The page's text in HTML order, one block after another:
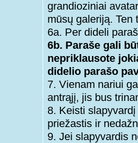
grandioziniai
mūsų galeriją. Ten
6a. Per dideli
6b. Paraše gali
nepriklausote
didelio parašo
7. Vienam nariui
antrąjį, jis bus
8. Keisti
priežastis ir
9. Jei slapyvardis